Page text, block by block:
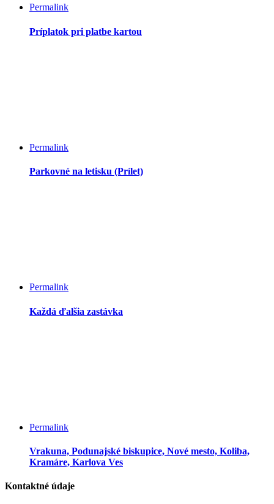
Permalink
Príplatok pri platbe kartou
Permalink
Parkovné na letisku (Prílet)
Permalink
Každá ďalšia zastávka
Permalink
Vrakuna, Podunajské biskupice, Nové mesto, Koliba,
Kramáre, Karlova Ves
Kontaktné údaje